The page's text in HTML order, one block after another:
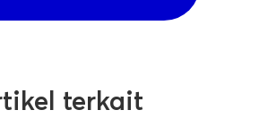
terkait